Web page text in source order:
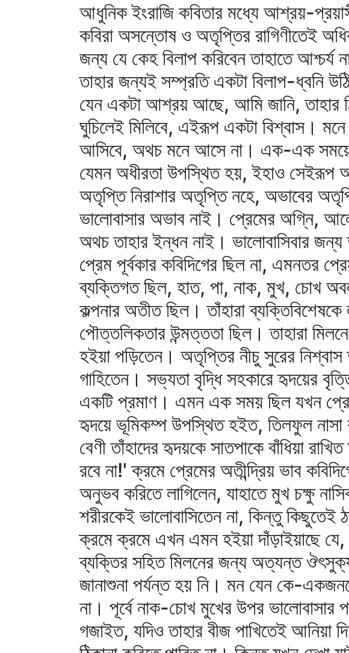
আধুনিক ইংরাজি কবিতার মধ্যে আশ্রয়-
কবিরা অসন্তোষ ও অতৃপ্তির রাগিণীতেই
জন্য যে কেহ বিলাপ করিবেন তাহাতে আশ্চর্য
তাহার জন্যই সম্প্রতি একটা বিলাপ-ধ্বনি
যেন একটা আশ্রয় আছে, আমি জানি, তাহার
ঘুচিলেই মিলিবে, এইরূপ একটা বিশ্বাস। মনে
আসিবে, অথচ মনে আসে না। এক-এক সময়ে
যেমন অধীরতা উপস্থিত হয়, ইহাও সেইরূপ
অতৃপ্তি নিরাশার অতৃপ্তি নহে, অভাবের
ভালোবাসার অভাব নাই। প্রেমের অগ্নি,
অথচ তাহার ইন্ধন নাই। ভালোবাসিবার জন্য
প্রেম পূর্বকার কবিদিগের ছিল না, এমনতর
ব্যক্তিগত ছিল, হাত, পা, নাক, মুখ, চোখ
কল্পনার অতীত ছিল। তাঁহারা
পৌত্তলিকতার উন্মত্ততা ছিল। তাহারা
হইয়া পড়িতেন। অতৃপ্তির নীচু সুরের নিশ্বাস
গাহিতেন। সভ্যতা বৃদ্ধি সহকারে হৃদয়ের
একটি প্রমাণ। এমন এক সময় ছিল যখন
হৃদয়ে ভূমিকম্প উপস্থিত হইত, তিলফুল নাসা
বেণী তাঁহাদের হৃদয়কে সাতপাকে বাঁধিয়া
রবে না!' ক্রমে প্রেমের অতীন্দ্রিয় ভাব
অনুভব করিতে লাগিলেন, যাহাতে মুখ চক্ষু
শরীরকেই ভালোবাসিতেন না, কিন্তু কিছুতেই
ক্রমে ক্রমে এখন এমন হইয়া দাঁড়াইয়াছে
ব্যক্তির সহিত মিলনের জন্য অত্যন্ত
জানাশুনা পর্যন্ত হয় নি। মন যেন কে-
না। পূর্বে নাক-চোখ মুখের উপর ভালোবাসার
গজাইত, যদিও তাহার বীজ পাখিতেই আনিয়া